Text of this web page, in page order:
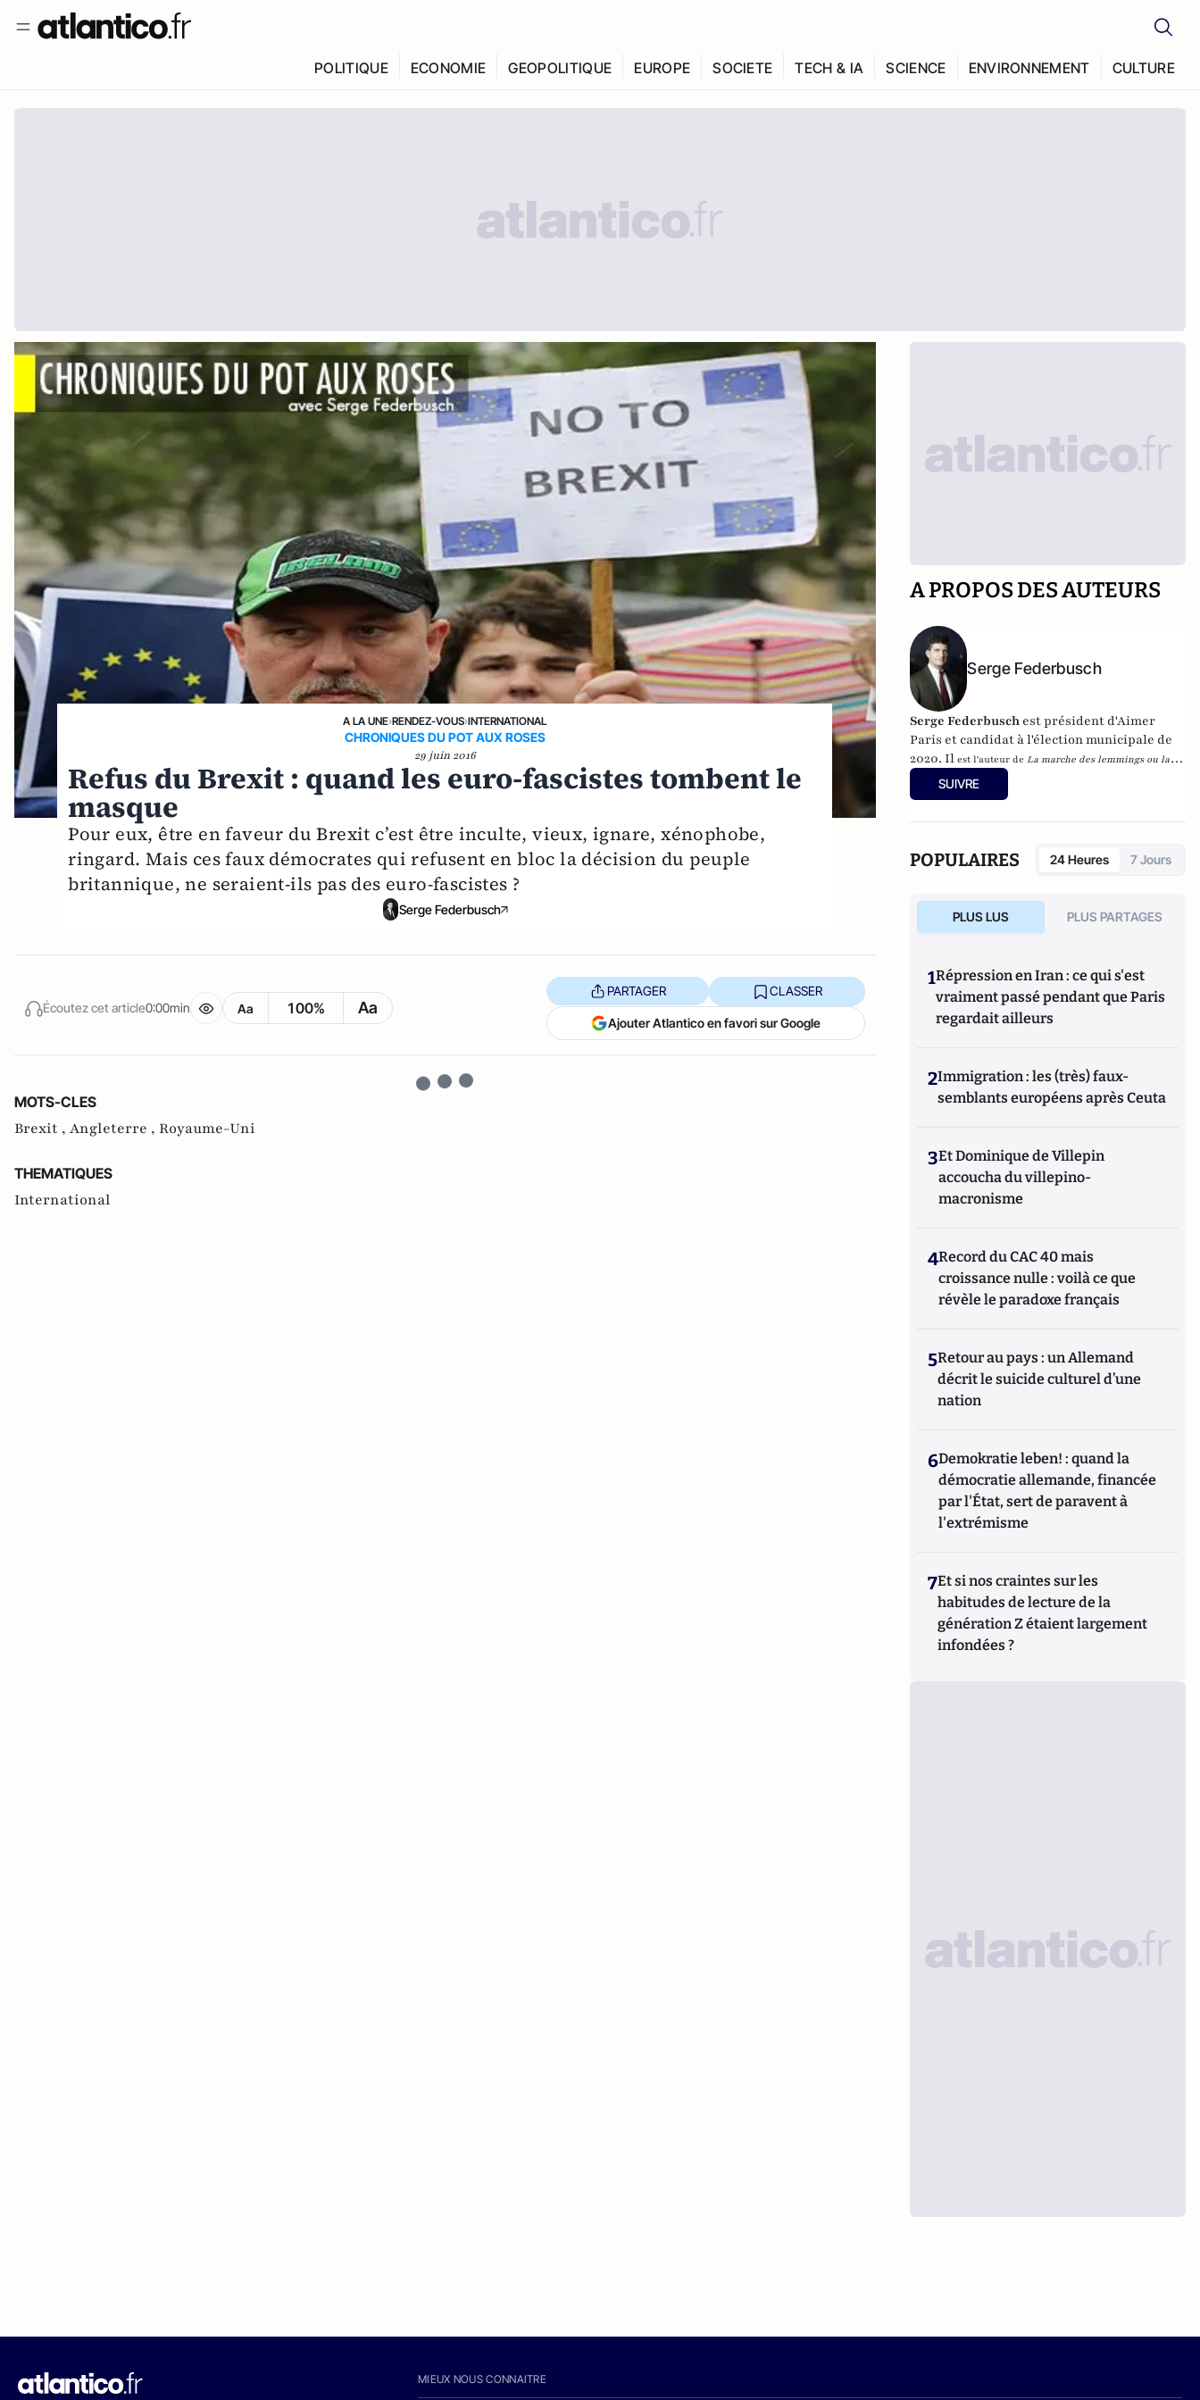
POLITIQUE ECONOMIE GEOPOLITIQUE EUROPE SOCIETE TECH & IA SCIENCE ENVIRONNEMENT CULTURE
A LA UNE›RENDEZ-VOUS›INTERNATIONAL
CHRONIQUES DU POT AUX ROSES
29 juin 2016
Refus du Brexit : quand les euro-fascistes tombent le
masque
Pour eux, être en faveur du Brexit c’est être inculte, vieux, ignare, xénophobe,
ringard. Mais ces faux démocrates qui refusent en bloc la décision du peuple
britannique, ne seraient-ils pas des euro-fascistes ?
Serge Federbusch
Écoutez cet article0:00min Aa 100% Aa
PARTAGER CLASSER
Ajouter Atlantico en favori sur Google
MOTS-CLES
Brexit , Angleterre , Royaume-Uni
THEMATIQUES
International
A PROPOS DES AUTEURS
Serge Federbusch
Serge Federbusch est président d'Aimer
Paris et candidat à l'élection municipale de
2020. Il est l'auteur deLa marche des lemmings ou la 2e
mort de Charlie
fatal quinquennat, chez Plon.
SUIVRE
POPULAIRES 24 Heures 7 Jours
PLUS LUS PLUS PARTAGES
1Répression en Iran : ce qui s'est
vraiment passé pendant que Paris
regardait ailleurs
2Immigration : les (très) faux-
semblants européens après Ceuta
3Et Dominique de Villepin
accoucha du villepino-
macronisme
4Record du CAC 40 mais
croissance nulle : voilà ce que
révèle le paradoxe français
5Retour au pays : un Allemand
décrit le suicide culturel d’une
nation
6Demokratie leben! : quand la
démocratie allemande, financée
par l'État, sert de paravent à
l'extrémisme
7Et si nos craintes sur les
habitudes de lecture de la
génération Z étaient largement
infondées ?
MIEUX NOUS CONNAITRE